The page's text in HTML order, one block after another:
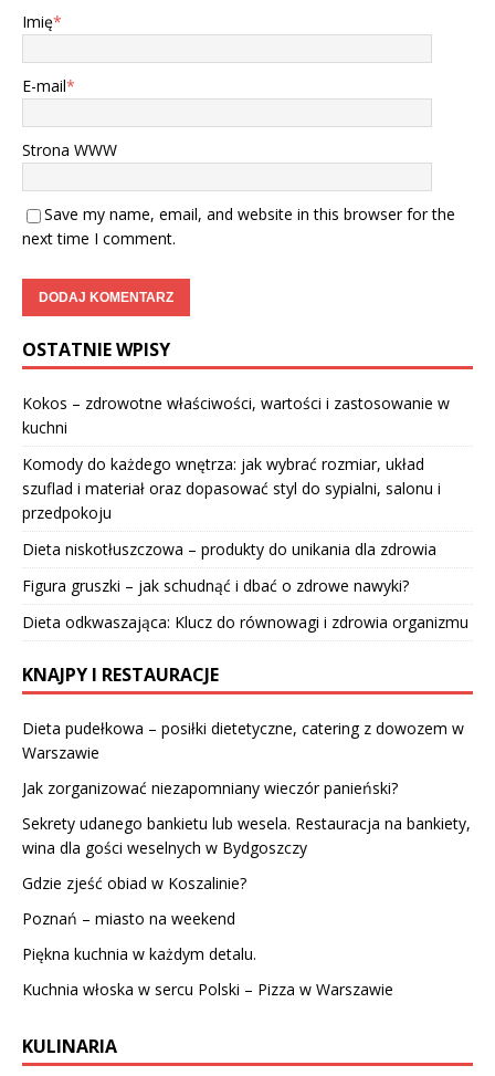
Imię*
E-mail*
Strona WWW
Save my name, email, and website in this browser for the
next time I comment.
OSTATNIE WPISY
Kokos – zdrowotne właściwości, wartości i zastosowanie w
kuchni
Komody do każdego wnętrza: jak wybrać rozmiar, układ
szuflad i materiał oraz dopasować styl do sypialni, salonu i
przedpokoju
Dieta niskotłuszczowa – produkty do unikania dla zdrowia
Figura gruszki – jak schudnąć i dbać o zdrowe nawyki?
Dieta odkwaszająca: Klucz do równowagi i zdrowia organizmu
KNAJPY I RESTAURACJE
Dieta pudełkowa – posiłki dietetyczne, catering z dowozem w
Warszawie
Jak zorganizować niezapomniany wieczór panieński?
Sekrety udanego bankietu lub wesela. Restauracja na bankiety,
wina dla gości weselnych w Bydgoszczy
Gdzie zjeść obiad w Koszalinie?
Poznań – miasto na weekend
Piękna kuchnia w każdym detalu.
Kuchnia włoska w sercu Polski – Pizza w Warszawie
KULINARIA